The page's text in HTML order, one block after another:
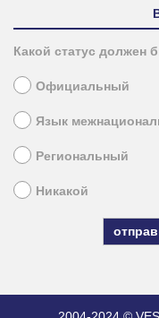
Какой статус должен
Официальный
Язык
Региональный
Никакой